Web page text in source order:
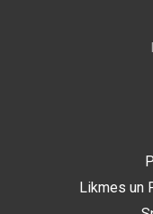
Likmes un